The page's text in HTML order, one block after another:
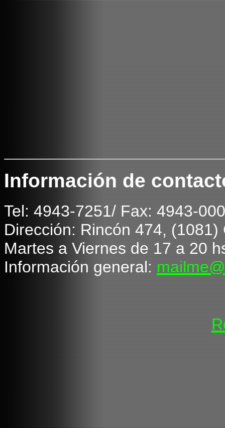
Información de
Tel: 4943-7251/ Fax: 4943-
Dirección: Rincón 474,
Martes a Viernes de 17a 20
Información general: